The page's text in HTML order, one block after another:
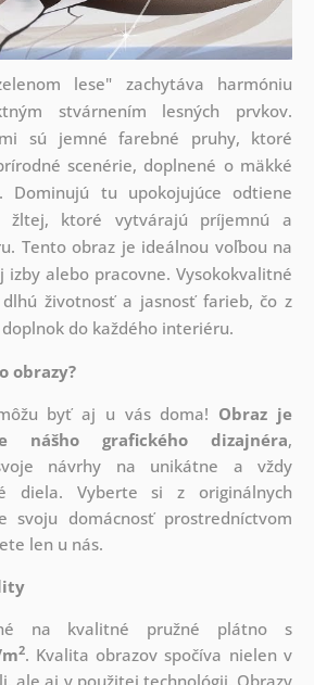
lese" zachytáva harmóniu
stvárnením lesných prvkov.
sú jemné farebné pruhy, ktoré
scenérie, doplnené o mäkké
Dominujú tu upokojujúce odtiene
žltej, ktoré vytvárajú príjemnú a
Tento obraz je ideálnou voľbou na
izby alebo pracovne. Vysokokvalitné
životnosť a jasnosť farieb, čo z
do každého interiéru.
obrazy?
byť aj u vás doma! Obraz je
nášho grafického dizajnéra,
návrhy na unikátne a vždy
diela. Vyberte si z originálnych
svoju domácnosť prostredníctvom
len u nás.
na kvalitné pružné plátno s
2. Kvalita obrazov spočíva nielen v